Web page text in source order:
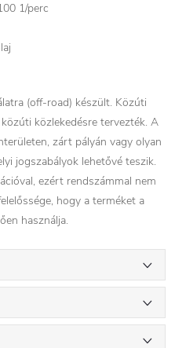
1/perc
(off-road) készült. Közúti
közlekedésre tervezték. A
zárt pályán vagy olyan
jogszabályok lehetővé teszik.
ezért rendszámmal nem
hogy a terméket a
használja.